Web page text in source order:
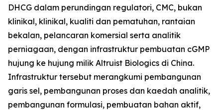
DHCG dalam perundingan regulatori, CMC, bukan
klinikal, klinikal, kualiti dan pematuhan, rantaian
bekalan, pelancaran komersial serta analitik
perniagaan, dengan infrastruktur pembuatan cGMP
hujung ke hujung milik Altruist Biologics di China.
Infrastruktur tersebut merangkumi pembangunan
garis sel, pembangunan proses dan kaedah analitik,
pembangunan formulasi, pembuatan bahan aktif,